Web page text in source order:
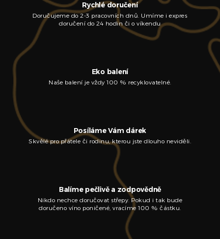
Rychlé doručení
Doručujeme do 2-3 pracovních dnů. Umíme i expres
doručení do 24 hodin či o víkendu
Eko balení
Naše balení je vždy 100 % recyklovatelné.
Posíláme Vám dárek
Skvělé pro přátele či rodinu, kterou jste dlouho neviděli.
Balíme pečlivě a zodpovědně
Nikdo nechce doručovat střepy. Pokud i tak bude
doručeno víno poničené, vracíme 100 % částku.